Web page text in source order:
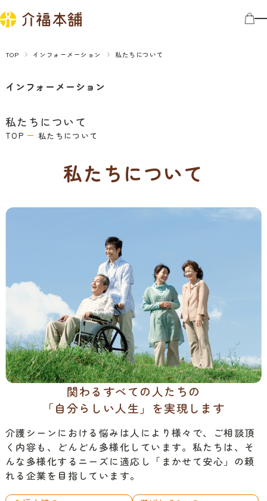
TOP 私たちについて
関わるすべての人たちの
「自分らしい人生」を実現します
介護シーンにおける悩みは人により様々で、ご相談頂
く内容も、どんどん多様化しています。私たちは、そ
んな多様化するニーズに適応し「まかせて安心」の頼
れる企業を目指しています。
介福本舗の
事業内容
理由